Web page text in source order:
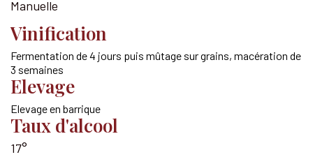
Manuelle
Vinification
Fermentation de 4 jours puis mûtage sur grains, macération de
3 semaines
Elevage
Elevage en barrique
Taux d'alcool
17°